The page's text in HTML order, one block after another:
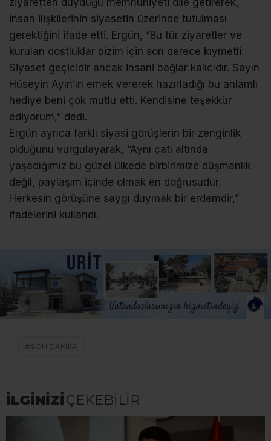
ziyaretten duyduğu memnuniyeti dile getirerek,
insan ilişkilerinin siyasetin üzerinde tutulması
gerektiğini ifade etti. Ergün, “Bu tür ziyaretler ve
kurulan dostluklar bizim için son derece kıymetli.
Siyaset geçicidir ancak insani bağlar kalıcıdır. Sayın
Hüseyin Ayın’ın emek vererek hazırladığı bu anlamlı
hediye beni çok mutlu etti. Kendisine teşekkür
ediyorum,” dedi.
Ergün ayrıca farklı siyasi görüşlerin bir zenginlik
olduğunu vurgulayarak, “Aynı çatı altında
yaşadığımız bu güzel ülkede birbirimize düşmanlık
değil, paylaşım içinde olmak en doğrusudur.
Herkesin görüşüne saygı duymak bir erdemdir,”
ifadelerini kullandı.
SON DAKİKA
İLGİNİZİÇEKEBİLİR